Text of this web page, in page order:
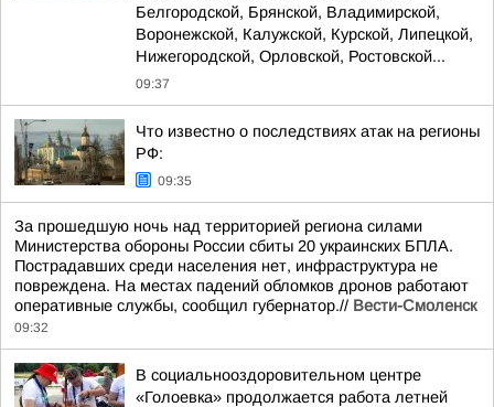
Белгородской, Брянской, Владимирской,
Воронежской, Калужской, Курской, Липецкой,
Нижегородской, Орловской, Ростовской...
09:37
Что известно о последствиях атак на регионы
РФ:
09:35
За прошедшую ночь над территорией региона силами
Министерства обороны России сбиты 20 украинских БПЛА.
Пострадавших среди населения нет, инфраструктура не
повреждена. На местах падений обломков дронов работают
оперативные службы, сообщил губернатор.// Вести-Смоленск
09:32
В социальнооздоровительном центре
«Голоевка» продолжается работа летней